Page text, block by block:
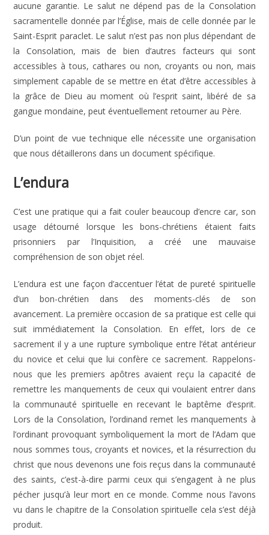
aucune garantie. Le salut ne dépend pas de la Consolation
sacramentelle donnée par l’Église, mais de celle donnée par le
Saint-Esprit paraclet. Le salut n’est pas non plus dépendant de
la Consolation, mais de bien d’autres facteurs qui sont
accessibles à tous, cathares ou non, croyants ou non, mais
simplement capable de se mettre en état d’être accessibles à
la grâce de Dieu au moment où l’esprit saint, libéré de sa
gangue mondaine, peut éventuellement retourner au Père.
D’un point de vue technique elle nécessite une organisation
que nous détaillerons dans un document spécifique.
L’endura
C’est une pratique qui a fait couler beaucoup d’encre car, son
usage détourné lorsque les bons-chrétiens étaient faits
prisonniers par l’Inquisition, a créé une mauvaise
compréhension de son objet réel.
L’endura est une façon d’accentuer l’état de pureté spirituelle
d’un bon-chrétien dans des moments-clés de son
avancement. La première occasion de sa pratique est celle qui
suit immédiatement la Consolation. En effet, lors de ce
sacrement il y a une rupture symbolique entre l’état antérieur
du novice et celui que lui confère ce sacrement. Rappelons-
nous que les premiers apôtres avaient reçu la capacité de
remettre les manquements de ceux qui voulaient entrer dans
la communauté spirituelle en recevant le baptême d’esprit.
Lors de la Consolation, l’ordinand remet les manquements à
l’ordinant provoquant symboliquement la mort de l’Adam que
nous sommes tous, croyants et novices, et la résurrection du
christ que nous devenons une fois reçus dans la communauté
des saints, c’est-à-dire parmi ceux qui s’engagent à ne plus
pécher jusqu’à leur mort en ce monde. Comme nous l’avons
vu dans le chapitre de la Consolation spirituelle cela s’est déjà
produit.